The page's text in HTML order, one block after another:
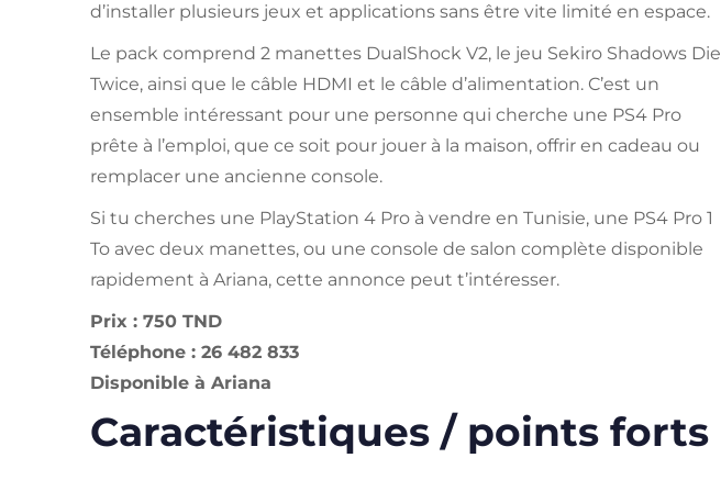
d’installer plusieurs jeux et applications sans être vite limité en espace.
Le pack comprend 2 manettes DualShock V2, le jeu Sekiro Shadows Die
Twice, ainsi que le câble HDMI et le câble d’alimentation. C’est un
ensemble intéressant pour une personne qui cherche une PS4 Pro
prête à l’emploi, que ce soit pour jouer à la maison, offrir en cadeau ou
remplacer une ancienne console.
Si tu cherches une PlayStation 4 Pro à vendre en Tunisie, une PS4 Pro 1
To avec deux manettes, ou une console de salon complète disponible
rapidement à Ariana, cette annonce peut t’intéresser.
Prix : 750 TND
Téléphone : 26 482 833
Disponible à Ariana
Caractéristiques / points forts